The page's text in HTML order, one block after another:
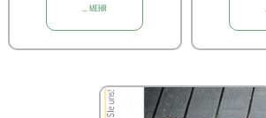
... MEHR